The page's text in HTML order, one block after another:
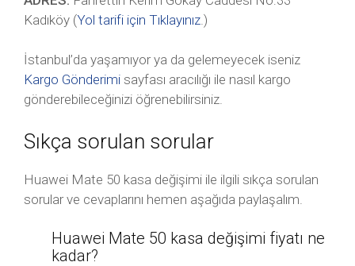
Kadıköy (Yol tarifi için Tıklayınız.)
İstanbul’da yaşamıyor ya da gelemeyecek iseniz
Kargo Gönderimi sayfası aracılığı ile nasıl kargo
gönderebileceğinizi öğrenebilirsiniz.
Sıkça sorulan sorular
Huawei Mate 50 kasa değişimi ile ilgili sıkça sorulan
sorular ve cevaplarını hemen aşağıda paylaşalım.
Huawei Mate 50 kasa değişimi fiyatı ne
kadar?